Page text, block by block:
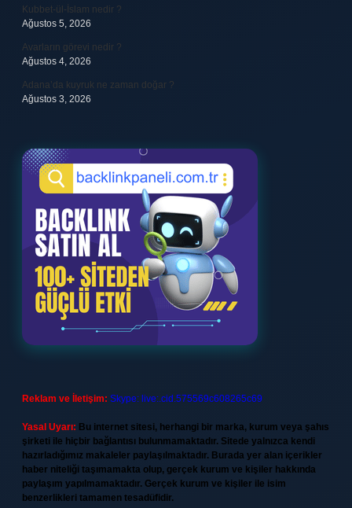
Kubbet-ül-İslam nedir ?
Ağustos 5, 2026
Avarların görevi nedir ?
Ağustos 4, 2026
Adana’da kuyruk ne zaman doğar ?
Ağustos 3, 2026
Reklam ve İletişim: Skype: live:.cid.575569c608265c69
Yasal Uyarı: Bu internet sitesi, herhangi bir marka, kurum veya şahıs
şirketi ile hiçbir bağlantısı bulunmamaktadır. Sitede yalnızca kendi
hazırladığımız makaleler paylaşılmaktadır. Burada yer alan içerikler
haber niteliği taşımamakta olup, gerçek kurum ve kişiler hakkında
paylaşım yapılmamaktadır. Gerçek kurum ve kişiler ile isim
benzerlikleri tamamen tesadüfidir.